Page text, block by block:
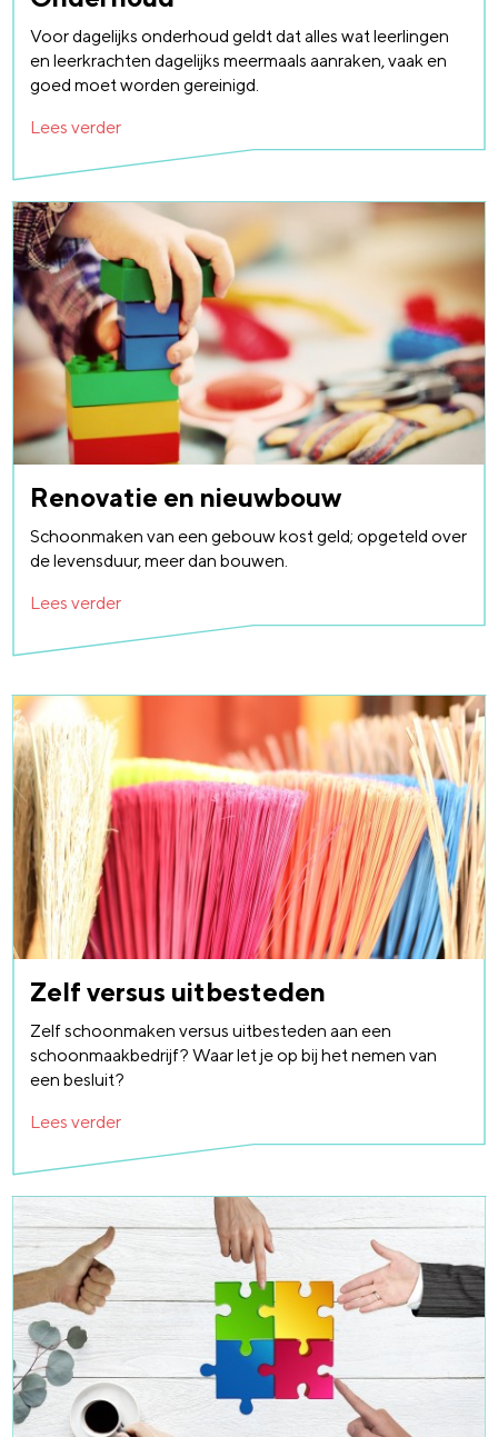
Voor dagelijks onderhoud geldt dat alles wat leerlingen
en leerkrachten dagelijks meermaals aanraken, vaak en
goed moet worden gereinigd.
Lees verder
Renovatie en nieuwbouw
Schoonmaken van een gebouw kost geld; opgeteld over
de levensduur, meer dan bouwen.
Lees verder
Zelf versus uitbesteden
Zelf schoonmaken versus uitbesteden aan een
schoonmaakbedrijf? Waar let je op bij het nemen van
een besluit?
Lees verder